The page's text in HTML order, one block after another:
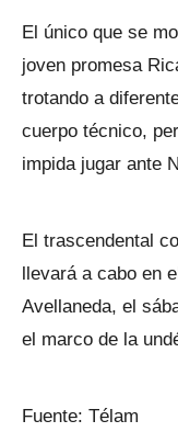
El único que se
joven promesa
trotando a
cuerpo técnico,
impida jugar ante
El trascendental
llevará a cabo en
Avellaneda, el
el marco de la
Fuente: Télam